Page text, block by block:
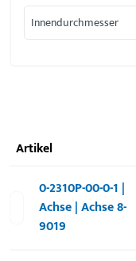
Innendurchmesser
Artikel
0-2310P-00-0-1 |
Achse | Achse 8-
9019